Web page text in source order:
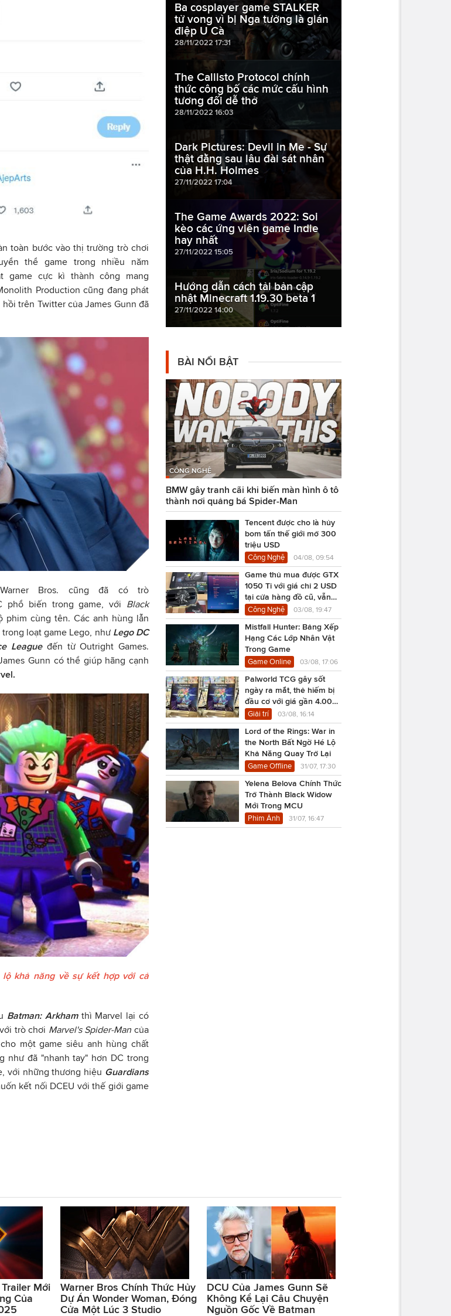
toàn bước vào thị trường trò chơi
thể game trong nhiều năm
cực kì thành công mang
Production cũng đang phát
trên Twitter của James Gunn đã
Bros. cũng đã có trò
biến trong game, với Black
phim cùng tên. Các anh hùng lẫn
loạt game Lego, như Lego DC
Leagueđến từ Outright Games.
Gunn có thể giúp hãng cạnh
khả năng về sự kết hợp với cả
Batman: Arkham thì Marvel lại có
trò chơi Marvel's Spider-Mancủa
một game siêu anh hùng chất
như đã "nhanh tay" hơn DC trong
với những thương hiệu Guardians
kết nối DCEU với thế giới game
Ba cosplayer game STALKER
tử vong vì bị Nga tưởng là gián
điệp U Cà
28/11/2022 17:31
The Callisto Protocol chính
thức công bố các mức cấu hình
tương đối dễ thở
28/11/2022 16:03
Dark Pictures: Devil in Me - Sự
thật đằng sau lâu đài sát nhân
của H.H. Holmes
27/11/2022 17:04
The Game Awards 2022: Soi
kèo các ứng viên game Indie
hay nhất
27/11/2022 15:05
Hướng dẫn cách tải bản cập
nhật Minecraft 1.19.30 beta 1
27/11/2022 14:00
BÀI NỔI BẬT
CÔNG NGHỆ
BMW gây tranh cãi khi biến màn hình ô tô
thành nơi quảng bá Spider-Man
Tencent được cho là hủy
bom tấn thế giới mở 300
triệu USD
Công Nghệ 04/08, 09:54
Game thủ mua được GTX
1050 Ti với giá chỉ 2 USD
tại cửa hàng đồ cũ, vẫn
chạy Cyberpunk 2077
Công Nghệ 03/08, 19:47
Mistfall Hunter: Bảng Xếp
Hạng Các Lớp Nhân Vật
Trong Game
Game Online 03/08, 17:06
Palworld TCG gây sốt
ngày ra mắt, thẻ hiếm bị
đầu cơ với giá gần 4.000
USD
Giải trí 03/08, 16:14
Lord of the Rings: War in
the North Bất Ngờ Hé Lộ
Khả Năng Quay Trở Lại
Game Offline 31/07, 17:30
Yelena Belova Chính Thức
Trở Thành Black Widow
Mới Trong MCU
Phim Ảnh 31/07, 16:47
Mới
Của
Warner Bros Chính Thức Hủy
Dự Án Wonder Woman, Đóng
Cửa Một Lúc 3 Studio
DCU Của James Gunn Sẽ
Không Kể Lại Câu Chuyện
Nguồn Gốc Về Batman